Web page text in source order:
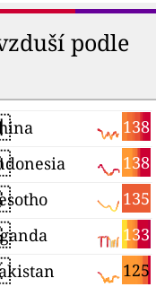
podle
138
138
135
133
125